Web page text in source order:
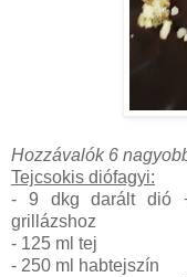
Hozzávalók 6
Tejcsokis diófagyi:
- 9 dkg darált dió
grillázshoz
- 125 ml tej
- 250 ml habtejszín